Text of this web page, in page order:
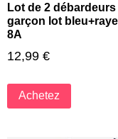
Lot de 2 débardeurs
garçon lot
8A
12,99 €
Achetez